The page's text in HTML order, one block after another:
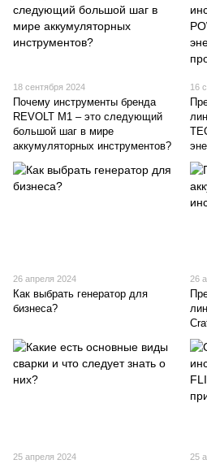
18 сентября 2024
Почему инструменты бренда
REVOLT М1 – это следующий
большой шаг в мире
аккумуляторных инструментов?
16
26 апреля 2024
Как выбрать генератор для
бизнеса?
26
25 апреля 2024 25